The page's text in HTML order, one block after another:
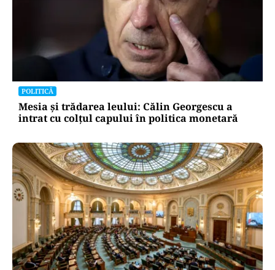
POLITICĂ
Mesia și trădarea leului: Călin Georgescu a
intrat cu colțul capului în politica monetară